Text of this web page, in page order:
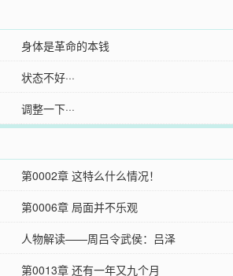
身体是革命的本钱
状态不好···
调整一下···
第0002章 这特么什么情况！
第0006章 局面并不乐观
人物解读——周吕令武侯：吕泽
第0013章 还有一年又九个月